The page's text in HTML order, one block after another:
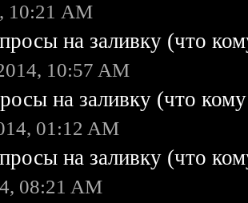
10:21 AM
на заливку (что
10:57 AM
на заливку (что
01:12 AM
на заливку (что
08:21 AM